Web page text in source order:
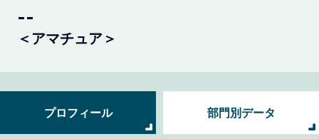
--
＜アマチュア＞
プロフィール 部門別データ